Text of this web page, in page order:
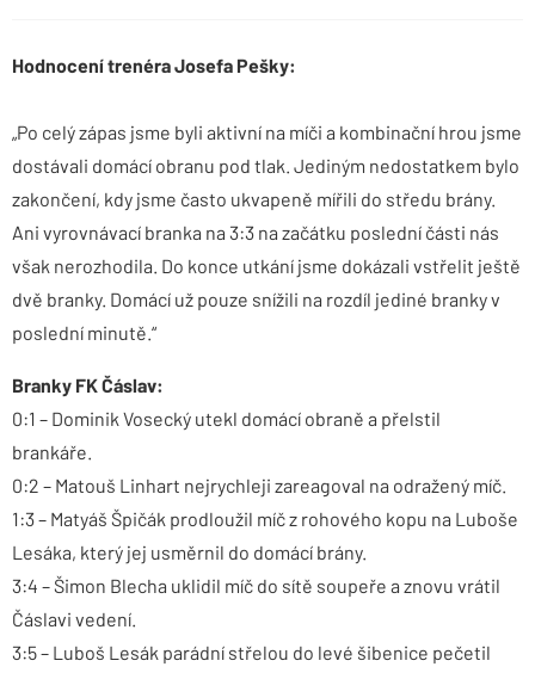
Hodnocení trenéra Josefa Pešky:
„Po celý zápas jsme byli aktivní na míči a kombinační hrou jsme
dostávali domácí obranu pod tlak. Jediným nedostatkem bylo
zakončení, kdy jsme často ukvapeně mířili do středu brány.
Ani vyrovnávací branka na 3:3 na začátku poslední části nás
však nerozhodila. Do konce utkání jsme dokázali vstřelit ještě
dvě branky. Domácí už pouze snížili na rozdíl jediné branky v
poslední minutě.“
Branky FK Čáslav:
0:1 – Dominik Vosecký utekl domácí obraně a přelstil
brankáře.
0:2 – Matouš Linhart nejrychleji zareagoval na odražený míč.
1:3 – Matyáš Špičák prodloužil míč z rohového kopu na Luboše
Lesáka, který jej usměrnil do domácí brány.
3:4 – Šimon Blecha uklidil míč do sítě soupeře a znovu vrátil
Čáslavi vedení.
3:5 – Luboš Lesák parádní střelou do levé šibenice pečetil